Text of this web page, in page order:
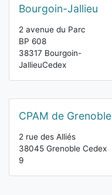
Bourgoin-Jallieu
2 avenue du Parc
BP 608
38317 Bourgoin-
JallieuCedex
CPAM de Grenoble
2 rue des Alliés
38045 Grenoble Cedex
9